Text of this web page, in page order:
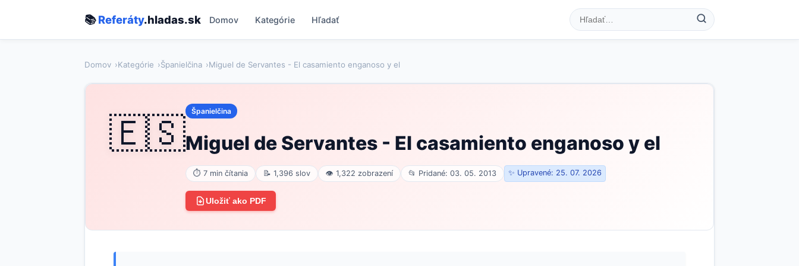
📚Referáty.hladas.sk Domov Kategórie Hľadať
Domov Kategórie Španielčina Miguel de Servantes - El casamiento enganoso y el
🇪🇸 Španielčina
Miguel de Servantes - El casamiento enganoso y el
⏱ 7 min čítania 📝 1,396 slov 👁 1,322 zobrazení 📂 Pridané: 03. 05. 2013 ✨ Upravené: 25. 07. 2026
Uložiť ako PDF